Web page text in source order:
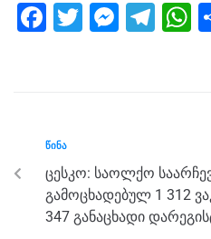
F
b
o
o
k
T
M
g
er
T
m p
p
ᲬᲘᲜᲐ
ცესკო: საოლქო
გამოცხადებულ 1 312
347 განაცხადი